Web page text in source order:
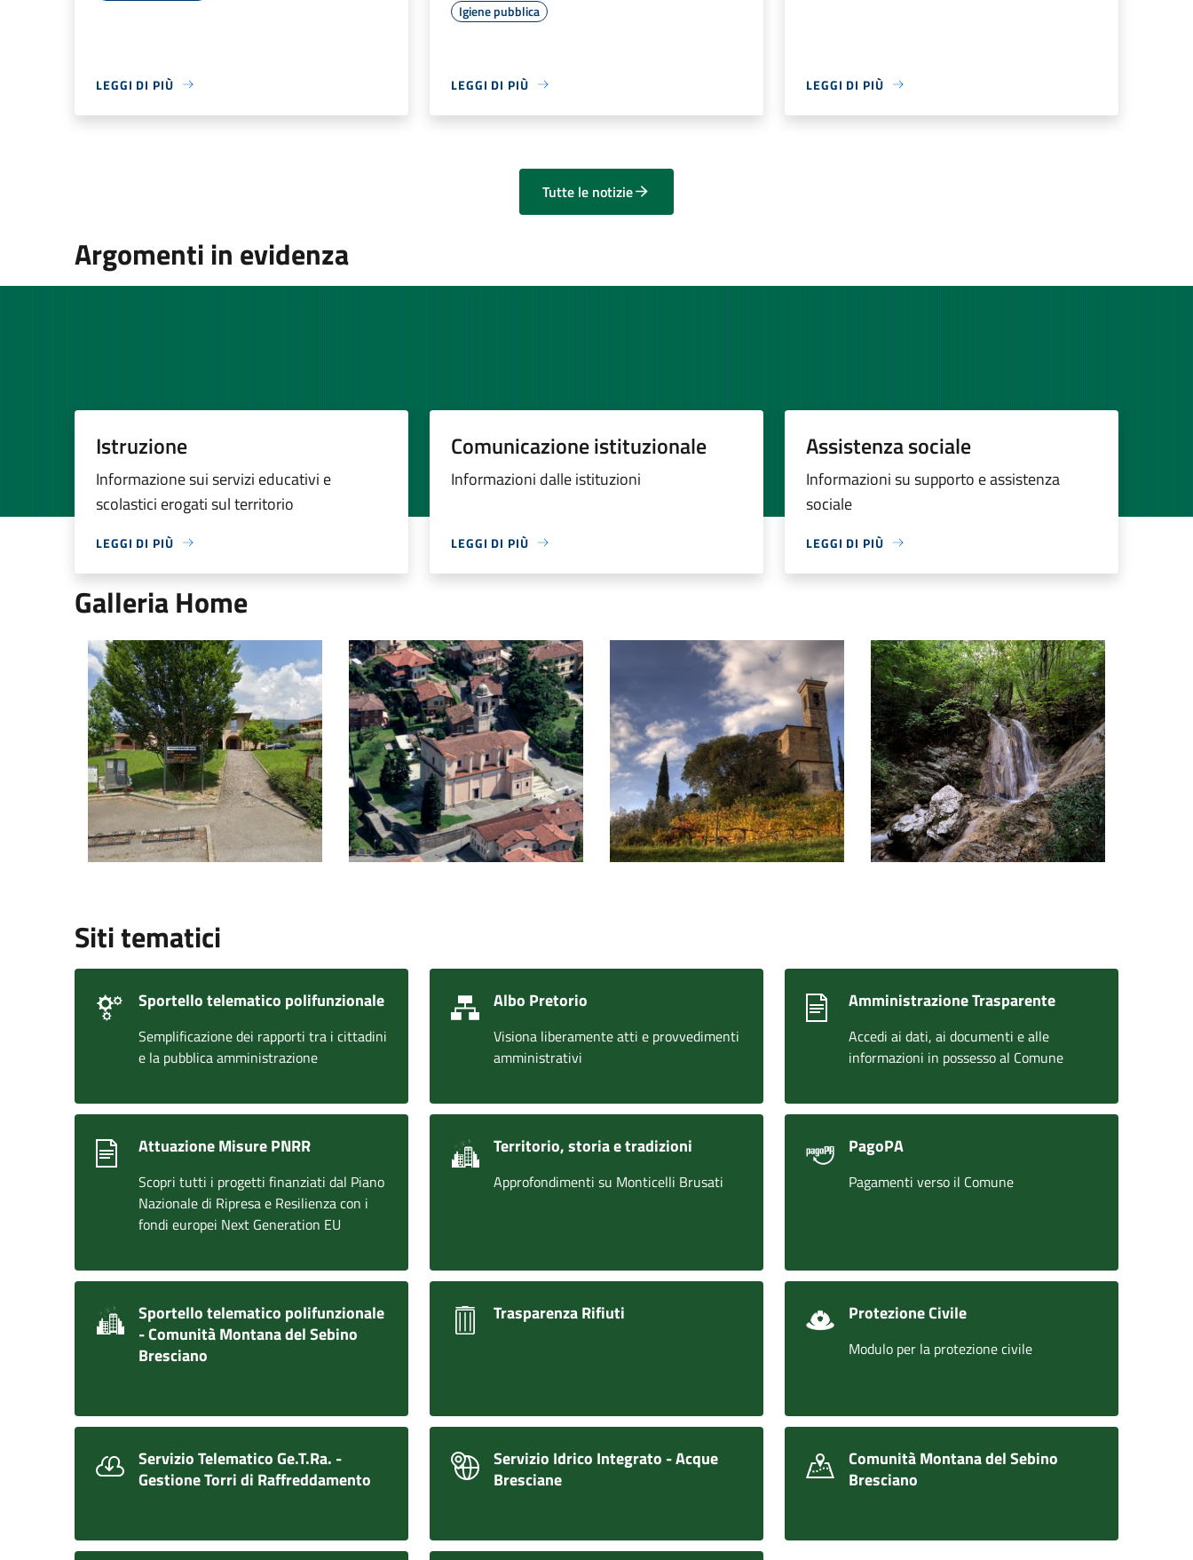
LEGGI DI PIÙ
Igiene pubblica
LEGGI DI PIÙ LEGGI DI PIÙ
Tutte le notizie
Argomenti in evidenza
Istruzione
Informazione sui servizi educativi e
scolastici erogati sul territorio
LEGGI DI PIÙ
Comunicazione istituzionale
Informazioni dalle istituzioni
LEGGI DI PIÙ
Assistenza sociale
Informazioni su supporto e assistenza
sociale
LEGGI DI PIÙ
Galleria Home
Comune Chiesa Parrocchiale dei Santi Tirso ed Emiliano Sentiero delle Cascate
Siti tematici
Sportello telematico polifunzionale
Semplificazione dei rapporti tra i cittadini
e la pubblica amministrazione
Albo Pretorio
Visiona liberamente atti e provvedimenti
amministrativi
Amministrazione Trasparente
Accedi ai dati, ai documenti e alle
informazioni in possesso al Comune
Attuazione Misure PNRR
Scopri tutti i progetti finanziati dal Piano
Nazionale di Ripresa e Resilienza con i
fondi europei Next Generation EU
Territorio, storia e tradizioni
Approfondimenti su Monticelli Brusati
PagoPA
Pagamenti verso il Comune
Sportello telematico polifunzionale
- Comunità Montana del Sebino
Bresciano
Trasparenza Rifiuti Protezione Civile
Modulo per la protezione civile
Servizio Telematico Ge.T.Ra. -
Gestione Torri di Raffreddamento
Servizio Idrico Integrato - Acque
Bresciane
Comunità Montana del Sebino
Bresciano